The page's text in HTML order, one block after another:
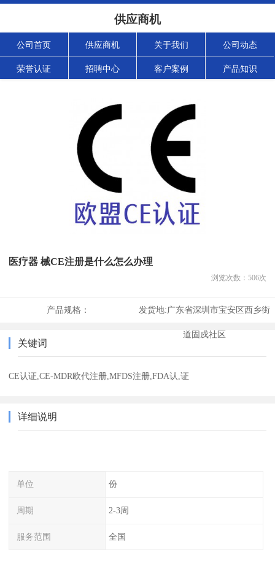
供应商机
公司首页 供应商机 关于我们 公司动态
荣誉认证 招聘中心 客户案例 产品知识
医疗器 械CE注册是什么怎么办理
浏览次数： 506次
产品规格： 发货地:广东省深圳市宝安区西乡街
道固戍社区
关键词
CE认证,CE-MDR欧代注册,MFDS注册,FDA认,证
详细说明
单位 份
周期 2-3周
服务范围 全国